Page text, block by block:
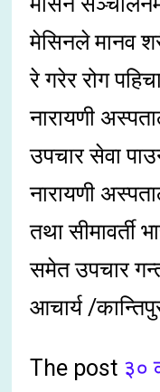
मेसिनले मानव
रे गरेर रोग
नारायणी
उपचार सेवा
नारायणी
तथा सीमावर्ती
समेत उपचार
आचार्य /
The post ३०